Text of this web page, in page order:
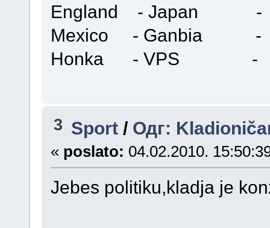
England - Japan
Mexico -
Honka - VPS
3 Sport / Одг:
« poslato: 04.02.2010.
Jebes politiku,kladja je